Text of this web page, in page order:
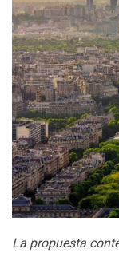
La propuesta